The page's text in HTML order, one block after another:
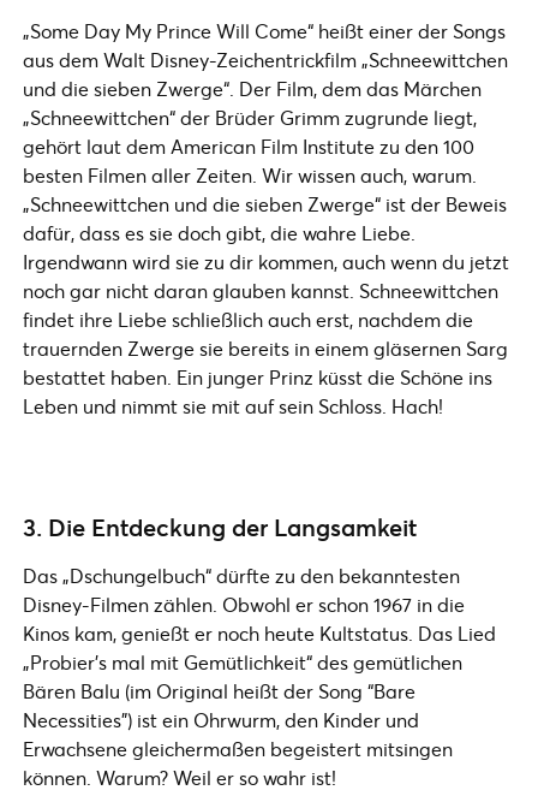
„Some Day My Prince Will Come“ heißt einer der Songs
aus dem Walt Disney-Zeichentrickfilm „Schneewittchen
und die sieben Zwerge“. Der Film, dem das Märchen
„Schneewittchen“ der Brüder Grimm zugrunde liegt,
gehört laut dem American Film Institute zu den 100
besten Filmen aller Zeiten. Wir wissen auch, warum.
„Schneewittchen und die sieben Zwerge“ ist der Beweis
dafür, dass es sie doch gibt, die wahre Liebe.
Irgendwann wird sie zu dir kommen, auch wenn du jetzt
noch gar nicht daran glauben kannst. Schneewittchen
findet ihre Liebe schließlich auch erst, nachdem die
trauernden Zwerge sie bereits in einem gläsernen Sarg
bestattet haben. Ein junger Prinz küsst die Schöne ins
Leben und nimmt sie mit auf sein Schloss. Hach!
3. Die Entdeckung der Langsamkeit
Das „Dschungelbuch“ dürfte zu den bekanntesten
Disney-Filmen zählen. Obwohl er schon 1967 in die
Kinos kam, genießt er noch heute Kultstatus. Das Lied
„Probier’s mal mit Gemütlichkeit“ des gemütlichen
Bären Balu (im Original heißt der Song “Bare
Necessities”) ist ein Ohrwurm, den Kinder und
Erwachsene gleichermaßen begeistert mitsingen
können. Warum? Weil er so wahr ist!